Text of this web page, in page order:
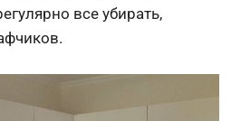
все убирать,